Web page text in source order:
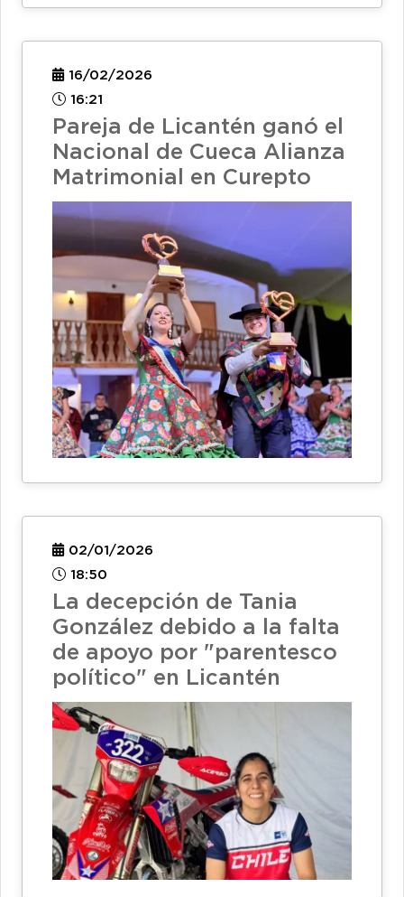
16/02/2026
16:21
Pareja de Licantén ganó el
Nacional de Cueca Alianza
Matrimonial en Curepto
02/01/2026
18:50
La decepción de Tania
González debido a la falta
de apoyo por "parentesco
político" en Licantén